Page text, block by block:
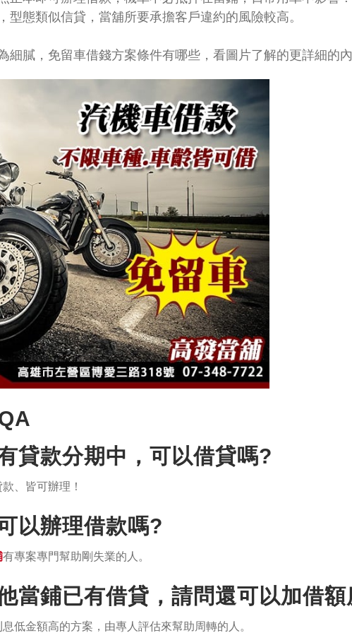
型態類似信貸，當舖所要承擔客戶違約的風險較高。
細膩，免留車借錢方案條件有哪些，看圖片了解的更詳細的
貸款分期中，可以借貸嗎?
、皆可辦理！
以辦理借款嗎?
有專案專門幫助剛失業的人。
當鋪已有借貸，請問還可以加借
低金額高的方案，由專人評估來幫助周轉的人。